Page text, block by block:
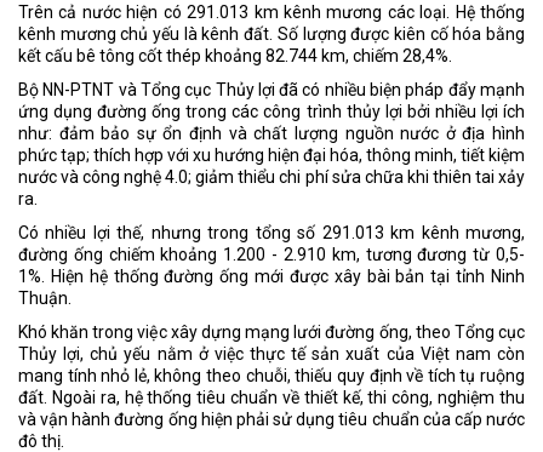
Trên cả nước hiện có 291.013 km kênh mương các loại. Hệ thống
kênh mương chủ yếu là kênh đất. Số lượng được kiên cố hóa bằng
kết cấu bê tông cốt thép khoảng 82.744 km, chiếm 28,4%.
Bộ NN-PTNT và Tổng cục Thủy lợi đã có nhiều biện pháp đẩy mạnh
ứng dụng đường ống trong các công trình thủy lợi bởi nhiều lợi ích
như: đảm bảo sự ổn định và chất lượng nguồn nước ở địa hình
phức tạp; thích hợp với xu hướng hiện đại hóa, thông minh, tiết kiệm
nước và công nghệ 4.0; giảm thiểu chi phí sửa chữa khi thiên tai xảy
ra.
Có nhiều lợi thế, nhưng trong tổng số 291.013 km kênh mương,
đường ống chiếm khoảng 1.200 - 2.910 km, tương đương từ 0,5-
1%. Hiện hệ thống đường ống mới được xây bài bản tại tỉnh Ninh
Thuận.
Khó khăn trong việc xây dựng mạng lưới đường ống, theo Tổng cục
Thủy lợi, chủ yếu nằm ở việc thực tế sản xuất của Việt nam còn
mang tính nhỏ lẻ, không theo chuỗi, thiếu quy định về tích tụ ruộng
đất. Ngoài ra, hệ thống tiêu chuẩn về thiết kế, thi công, nghiệm thu
và vận hành đường ống hiện phải sử dụng tiêu chuẩn của cấp nước
đô thị.